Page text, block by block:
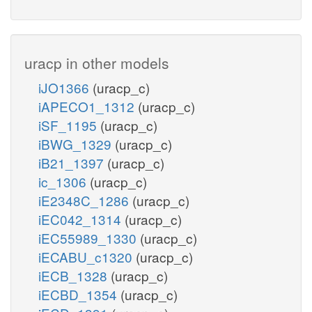
uracp in other models
iJO1366 (uracp_c)
iAPECO1_1312 (uracp_c)
iSF_1195 (uracp_c)
iBWG_1329 (uracp_c)
iB21_1397 (uracp_c)
ic_1306 (uracp_c)
iE2348C_1286 (uracp_c)
iEC042_1314 (uracp_c)
iEC55989_1330 (uracp_c)
iECABU_c1320 (uracp_c)
iECB_1328 (uracp_c)
iECBD_1354 (uracp_c)